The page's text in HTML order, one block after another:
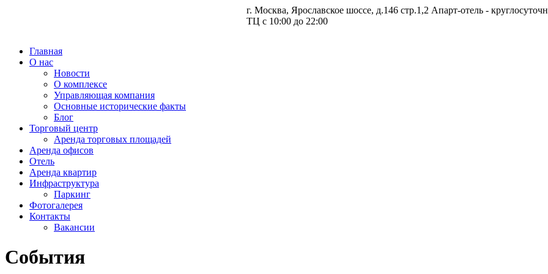
г. Москва, Ярославское шоссе, д.146 стр.1,2 Апарт-отель -
ТЦ с 10:00 до 22:00
Главная
О нас
Новости
О комплексе
Управляющая компания
Основные исторические факты
Блог
Торговый центр
Аренда торговых площадей
Аренда офисов
Отель
Аренда квартир
Инфраструктура
Паркинг
Фотогалерея
Контакты
Вакансии
События